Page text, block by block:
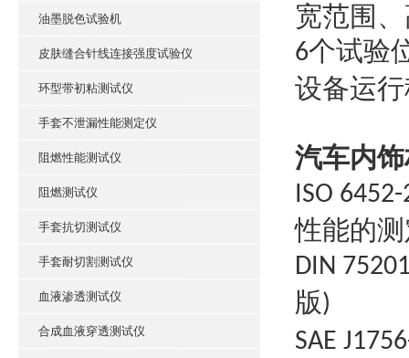
油墨脱色试验机
皮肤缝合针线连接强度试验仪
环型带初粘测试仪
手套不泄漏性能测定仪
阻燃性能测试仪
阻燃测试仪
手套抗切测试仪
手套耐切割测试仪
血液渗透测试仪
合成血液穿透测试仪
宽范围
6个试验
设备运
汽车内
ISO
性能的
DIN
版)
SAE